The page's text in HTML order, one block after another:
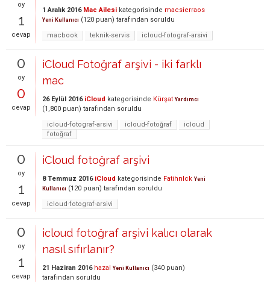
oy
1
cevap
1 Aralık 2016 Mac Ailesi kategorisinde macsierraos
Yeni Kullanıcı (120 puan) tarafından soruldu
macbook
teknik-servis icloud-fotograf-arsivi
0
oy
0
cevap
iCloud Fotoğraf arşivi - iki farklı
mac
26 Eylül 2016 iCloud kategorisinde Kürşat Yardımcı
(1,800 puan) tarafından soruldu
icloud-fotograf-arsivi
icloud-fotoğraf
icloud
fotoğraf
0
oy
1
cevap
iCloud fotoğraf arşivi
8 Temmuz 2016 iCloud kategorisinde Fatihnlck Yeni
Kullanıcı (120 puan) tarafından soruldu
icloud-fotograf-arsivi
0
oy
1
cevap
icloud fotoğraf arşivi kalıcı olarak
nasıl sıfırlanır?
21 Haziran 2016 hazal Yeni Kullanıcı (340 puan)
tarafından soruldu